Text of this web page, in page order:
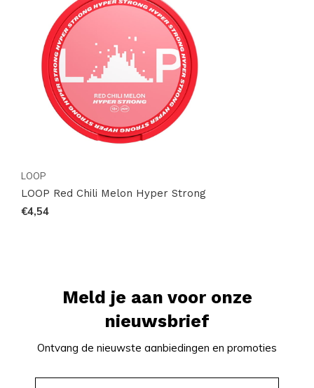
LOOP
LOOP Red Chili Melon Hyper Strong
€4,54
Meld je aan voor onze
nieuwsbrief
Ontvang de nieuwste aanbiedingen en promoties